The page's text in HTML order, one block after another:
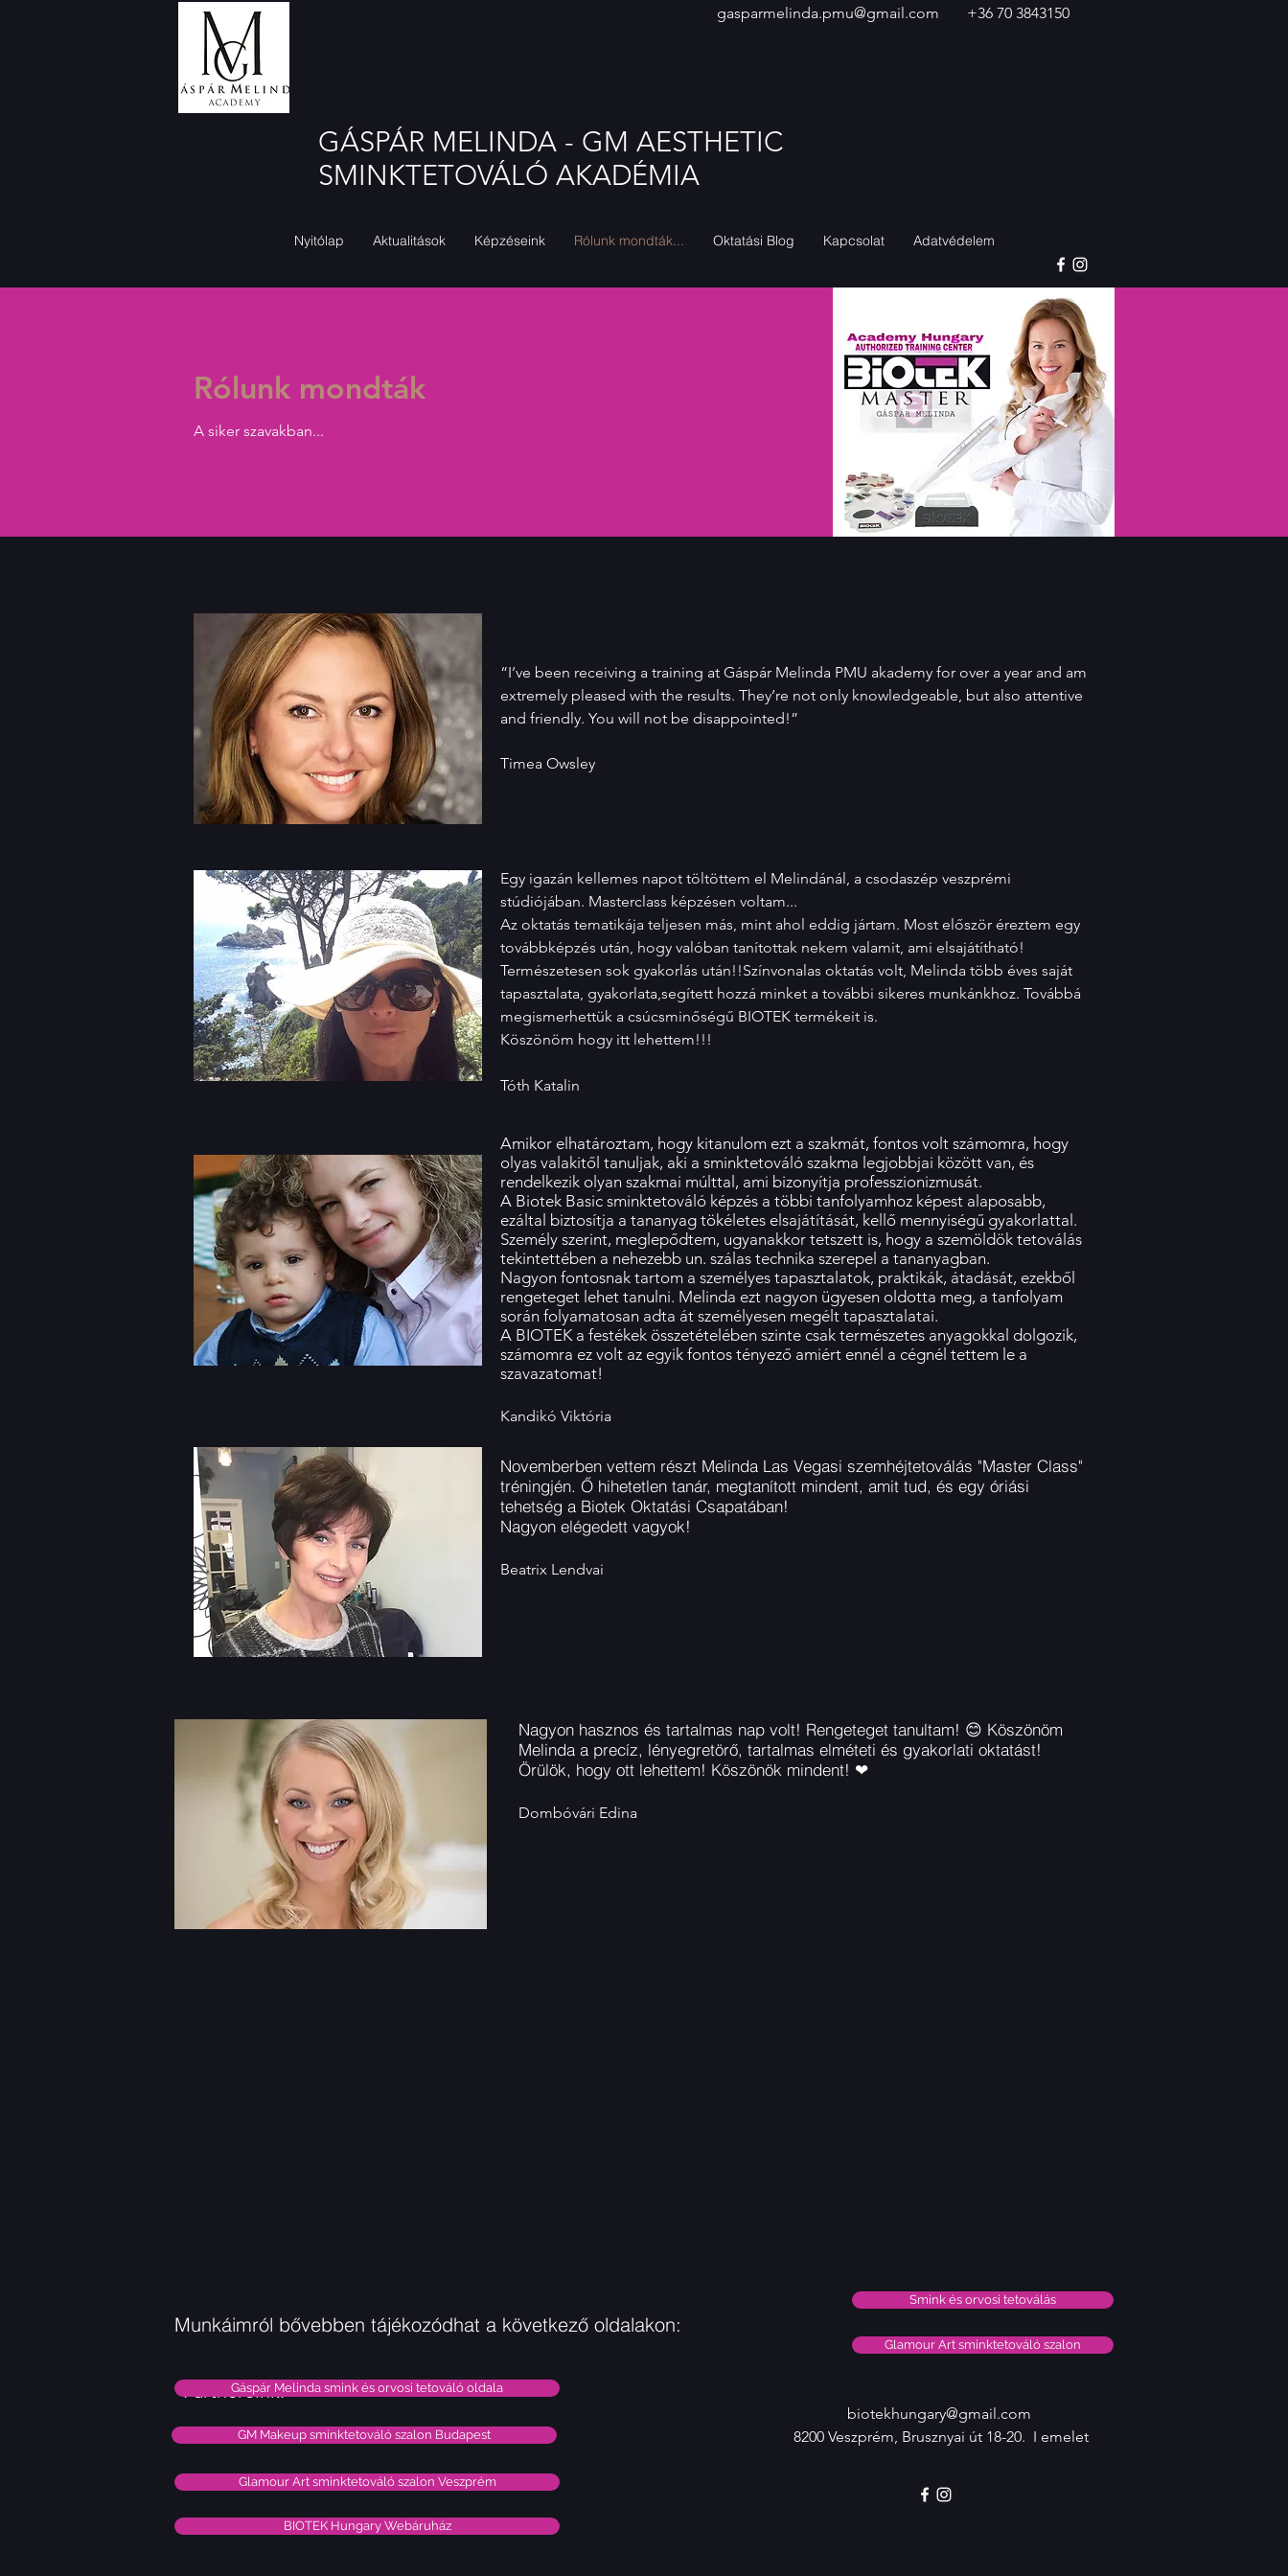
gasparmelinda.pmu@gmail.com +36 70 3843150
GÁSPÁR MELINDA - GM AESTHETIC
SMINKTETOVÁLÓ AKADÉMIA
Nyitólap Aktualitások Képzéseink Rólunk mondták... Oktatási Blog Kapcsolat Adatvédelem
Rólunk mondták
A siker szavakban...
“I’ve been receiving a training at Gáspár Melinda PMU akademy for over a year and am
extremely pleased with the results. They’re not only knowledgeable, but also attentive
and friendly. You will not be disappointed!”
Timea Owsley
Egy igazán kellemes napot töltöttem el Melindánál, a csodaszép veszprémi
stúdiójában. Masterclass képzésen voltam...
Az oktatás tematikája teljesen más, mint ahol eddig jártam. Most először éreztem egy
továbbképzés után, hogy valóban tanítottak nekem valamit, ami elsajátítható!
Természetesen sok gyakorlás után!!Színvonalas oktatás volt, Melinda több éves saját
tapasztalata, gyakorlata,segített hozzá minket a további sikeres munkánkhoz. Továbbá
megismerhettük a csúcsminőségű BIOTEK termékeit is.
Köszönöm hogy itt lehettem!!!
Tóth Katalin
Amikor elhatároztam, hogy kitanulom ezt a szakmát, fontos volt számomra, hogy
olyas valakitől tanuljak, aki a sminktetováló szakma legjobbjai között van, és
rendelkezik olyan szakmai múlttal, ami bizonyítja professzionizmusát.
A Biotek Basic sminktetováló képzés a többi tanfolyamhoz képest alaposabb,
ezáltal biztosítja a tananyag tökéletes elsajátítását, kellő mennyiségű gyakorlattal.
Személy szerint, meglepődtem, ugyanakkor tetszett is, hogy a szemöldök tetoválás
tekintettében a nehezebb un. szálas technika szerepel a tananyagban.
Nagyon fontosnak tartom a személyes tapasztalatok, praktikák, átadását, ezekből
rengeteget lehet tanulni. Melinda ezt nagyon ügyesen oldotta meg, a tanfolyam
során folyamatosan adta át személyesen megélt tapasztalatai.
A BIOTEK a festékek összetételében szinte csak természetes anyagokkal dolgozik,
számomra ez volt az egyik fontos tényező amiért ennél a cégnél tettem le a
szavazatomat!
Kandikó Viktória
Novemberben vettem részt Melinda Las Vegasi szemhéjtetoválás "Master Class"
tréningjén. Ő hihetetlen tanár, megtanított mindent, amit tud, és egy óriási
tehetség a Biotek Oktatási Csapatában!
Nagyon elégedett vagyok!
Beatrix Lendvai
Nagyon hasznos és tartalmas nap volt! Rengeteget tanultam! 😊 Köszönöm
Melinda a precíz, lényegretörő, tartalmas elméteti és gyakorlati oktatást!
Örülök, hogy ott lehettem! Köszönök mindent! ❤
Dombóvári Edina
Munkáimról bővebben tájékozódhat a következő oldalakon:
Smink és orvosi tetoválás
Glamour Art sminktetováló szalon
Partnereink:
Gáspár Melinda smink és orvosi tetováló oldala
GM Makeup sminktetováló szalon Budapest
Glamour Art sminktetováló szalon Veszprém
biotekhungary@gmail.com
8200 Veszprém, Brusznyai út 18-20. I emelet
BIOTEK Hungary Webáruház